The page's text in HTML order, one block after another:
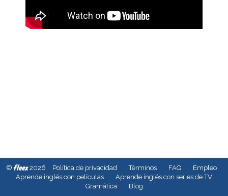
© fleex2026 Política de privacidad Términos FAQ
Empleo
Aprende inglés con películas
Aprende inglés con series de TV
Gramàtica
Blog